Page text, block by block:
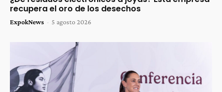
recupera el oro de los desechos
ExpokNews - 5 agosto 2026